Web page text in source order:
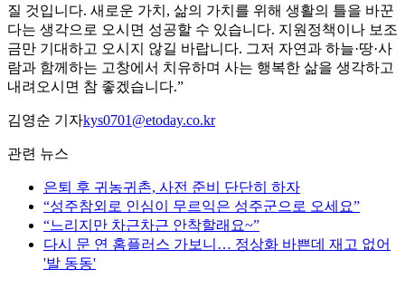
질 것입니다. 새로운 가치, 삶의 가치를 위해 생활의 틀을 바꾼
다는 생각으로 오시면 성공할 수 있습니다. 지원정책이나 보조
금만 기대하고 오시지 않길 바랍니다. 그저 자연과 하늘·땅·사
람과 함께하는 고창에서 치유하며 사는 행복한 삶을 생각하고
내려오시면 참 좋겠습니다.”
김영순 기자kys0701@etoday.co.kr
관련 뉴스
은퇴 후 귀농귀촌, 사전 준비 단단히 하자
“성주참외로 인심이 무르익은 성주군으로 오세요”
“느리지만 차근차근 안착할래요~”
다시 문 연 홈플러스 가보니… 정상화 바쁜데 재고 없어
'발 동동'